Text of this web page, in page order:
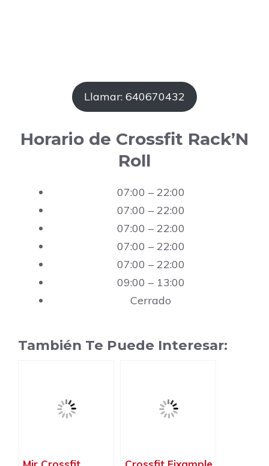
Llamar: 640670432
Horario de Crossfit Rack’N
Roll
07:00 – 22:00
07:00 – 22:00
07:00 – 22:00
07:00 – 22:00
07:00 – 22:00
09:00 – 13:00
Cerrado
También Te Puede Interesar: